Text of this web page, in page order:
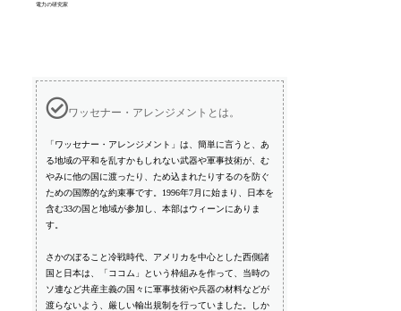
電力の研究家
ワッセナー・アレンジメントとは。
「ワッセナー・アレンジメント」は、簡単に言うと、あ
る地域の平和を乱すかもしれない武器や軍事技術が、む
やみに他の国に渡ったり、ため込まれたりするのを防ぐ
ための国際的な約束事です。1996年7月に始まり、日本を
含む33の国と地域が参加し、本部はウィーンにありま
す。
さかのぼること冷戦時代、アメリカを中心とした西側諸
国と日本は、「ココム」という枠組みを作って、当時の
ソ連など共産主義の国々に軍事技術や兵器の材料などが
渡らないよう、厳しい輸出規制を行っていました。しか